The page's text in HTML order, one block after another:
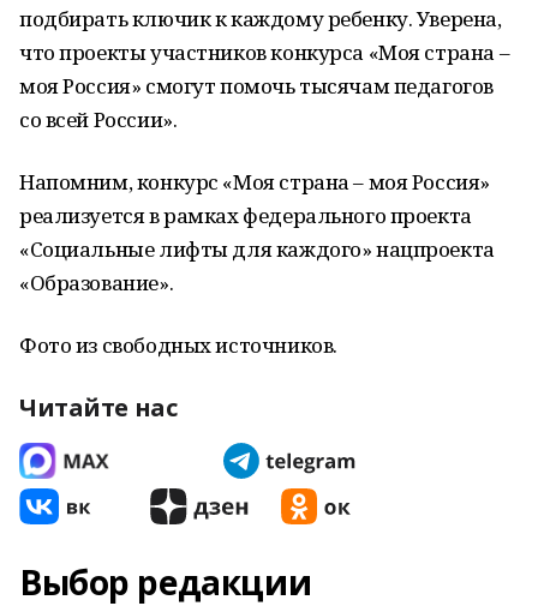
подбирать ключик к каждому ребенку. Уверена,
что проекты участников конкурса «Моя страна –
моя Россия» смогут помочь тысячам педагогов
со всей России».
Напомним, конкурс «Моя страна – моя Россия»
реализуется в рамках федерального проекта
«Социальные лифты для каждого» нацпроекта
«Образование».
Фото из свободных источников.
Читайте нас
Выбор редакции